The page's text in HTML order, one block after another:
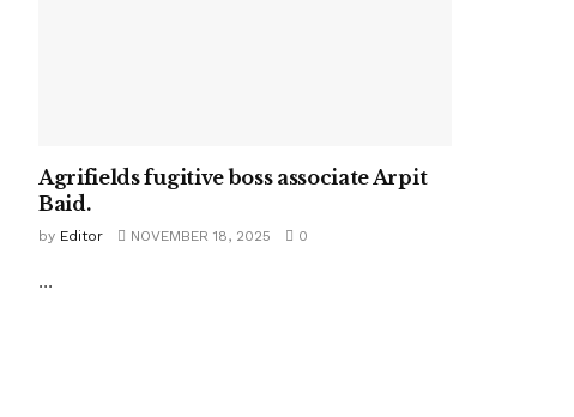
Agrifields fugitive boss associate Arpit
Baid.
by Editor NOVEMBER 18, 2025 0
...